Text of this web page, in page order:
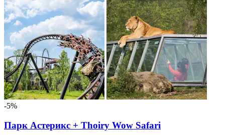
-5%
Парк Астерикс + Thoiry Wow Safari